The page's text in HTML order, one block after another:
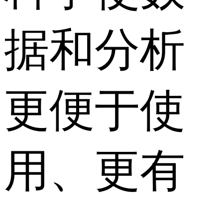
据和分析
更便于使
用、更有